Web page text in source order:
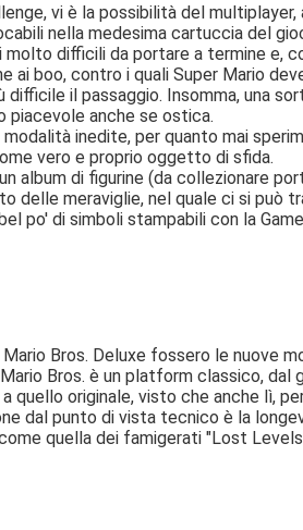
vi è la possibilità del
nella medesima cartuccia del
difficili da portare a termine e,
ai boo, contro i quali Super Mario
difficile il passaggio. Insomma, una
piacevole anche se ostica.
inedite, per quanto mai
vero e proprio oggetto di sfida.
album di figurine (da collezionare
delle meraviglie, nel quale ci si può
po' di simboli stampabili con la
Bros. Deluxe fossero le nuove
Bros. è un platform classico,
originale, visto che anche lì,
dal punto di vista tecnico è la
quella dei famigerati "Lost